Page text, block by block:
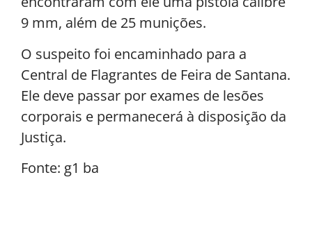
9 mm, além de 25 munições.
O suspeito foi encaminhado para a
Central de Flagrantes de Feira de Santana.
Ele deve passar por exames de lesões
corporais e permanecerá à disposição da
Justiça.
Fonte: g1 ba